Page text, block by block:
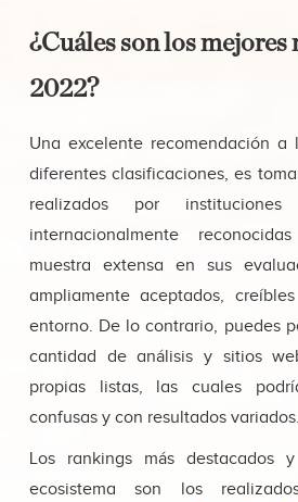
¿Cuáles son los
2022?
Una excelente recomendación
diferentes clasificaciones, es
realizados por instituciones
internacionalmente
muestra extensa en sus
ampliamente aceptados,
entorno. De lo contrario, puedes
cantidad de análisis y sitios
propias listas, las cuales
confusas y con resultados variados.
Los rankings más destacados
ecosistema son los